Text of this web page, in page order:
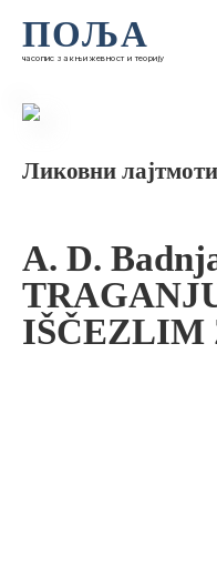
ПОЉА
часопис за књижевност и теорију
Ликовни
A. D.
IŠČEZLIM